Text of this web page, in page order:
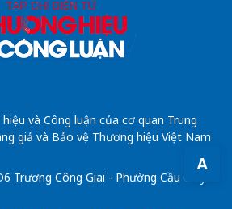
A
và Công luận của cơ quan Trung
giả và Bảo vệ Thương hiệu Việt Nam
Trương Công Giai - Phường Cầu Giấy -